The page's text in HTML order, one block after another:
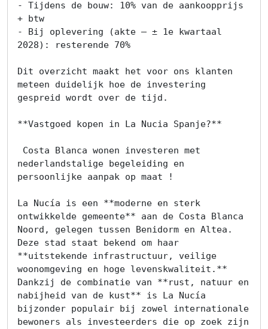
- Tijdens de bouw: 10% van de aankoopprijs
+ btw
- Bij oplevering (akte – ± 1e kwartaal
2028): resterende 70%
Dit overzicht maakt het voor ons klanten
meteen duidelijk hoe de investering
gespreid wordt over de tijd.
**Vastgoed kopen in La Nucia Spanje?**
nederlandstalige begeleiding en
persoonlijke aanpak op maat !
La Nucía is een **moderne en sterk
ontwikkelde gemeente** aan de Costa Blanca
Noord, gelegen tussen Benidorm en Altea.
Deze stad staat bekend om haar
**uitstekende infrastructuur, veilige
woonomgeving en hoge levenskwaliteit.**
Dankzij de combinatie van **rust, natuur en
nabijheid van de kust** is La Nucía
bijzonder populair bij zowel internationale
bewoners als investeerders die op zoek zijn